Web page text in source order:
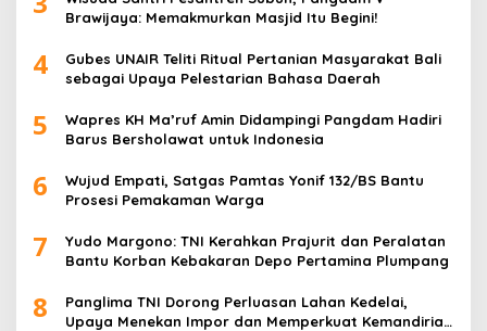
Brawijaya: Memakmurkan Masjid Itu Begini!
4
Gubes UNAIR Teliti Ritual Pertanian Masyarakat Bali
sebagai Upaya Pelestarian Bahasa Daerah
5
Wapres KH Ma’ruf Amin Didampingi Pangdam Hadiri
Barus Bersholawat untuk Indonesia
6
Wujud Empati, Satgas Pamtas Yonif 132/BS Bantu
Prosesi Pemakaman Warga
7
Yudo Margono: TNI Kerahkan Prajurit dan Peralatan
Bantu Korban Kebakaran Depo Pertamina Plumpang
8
Panglima TNI Dorong Perluasan Lahan Kedelai,
Upaya Menekan Impor dan Memperkuat Kemandirian